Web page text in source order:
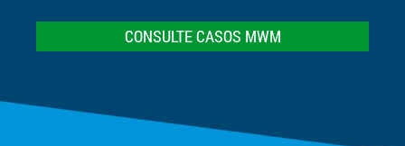
CONSULTE CASOS MWM